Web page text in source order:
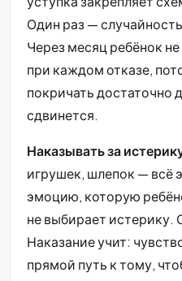
Один раз —
Через месяц ребёнок
при каждом отказе,
покричать достаточно
сдвинется.
Наказывать за
игрушек, шлепок — всё
эмоцию, которую
не выбирает истерику.
Наказание учит:
прямой путь к тому,